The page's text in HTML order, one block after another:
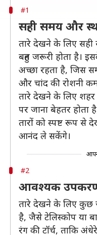
#1
सही समय और
तारे देखने के लिए
बहुत जरूरी होता है।
अच्छा रहता है, जिस
और चांद की रोशनी कम
तारे देखने के लिए
पर जाना बेहतर होता
तारों को स्पष्ट रूप
आनंद ले सकेंगे।
#2
आवश्यक
तारे देखने के लिए कुछ
है, जैसे टेलिस्कोप या
रंग की टॉर्च, ताकि